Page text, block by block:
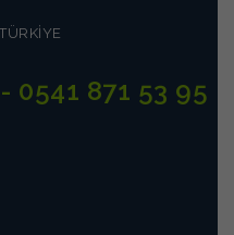
0541 871 53 95